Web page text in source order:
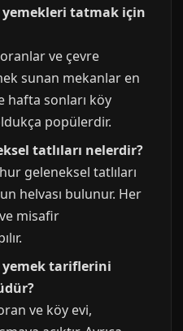
yemekleri tatmak için
ve çevre
sunan mekanlar en
hafta sonları köy
popülerdir.
tatlıları nelerdir?
geleneksel tatlıları
helvası bulunur. Her
misafir
yemek tariflerini
ve köy evi,